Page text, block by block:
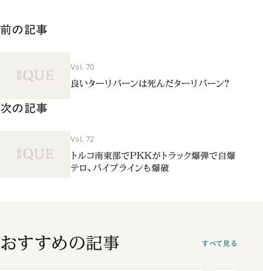
前の記事
Vol. 70
良いターリバーンは死んだターリバーン？
次の記事
Vol. 72
トルコ南東部でPKKがトラック爆弾で自爆
テロ、パイプラインも爆破
おすすめの記事 すべて見る